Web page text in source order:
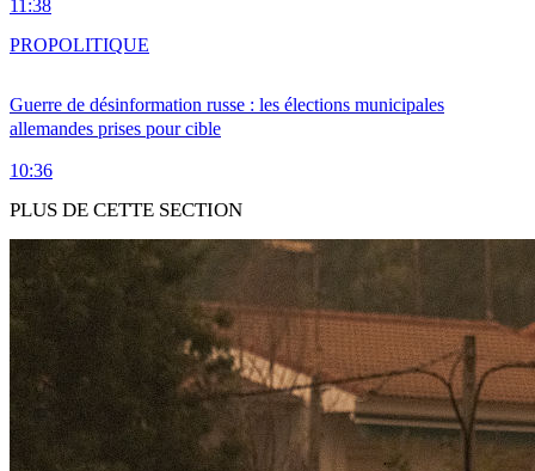
11:38
Guerre de désinformation russe : les élections municipales
allemandes prises pour cible
10:36
PROPOLITIQUE
PLUS DE CETTE SECTION